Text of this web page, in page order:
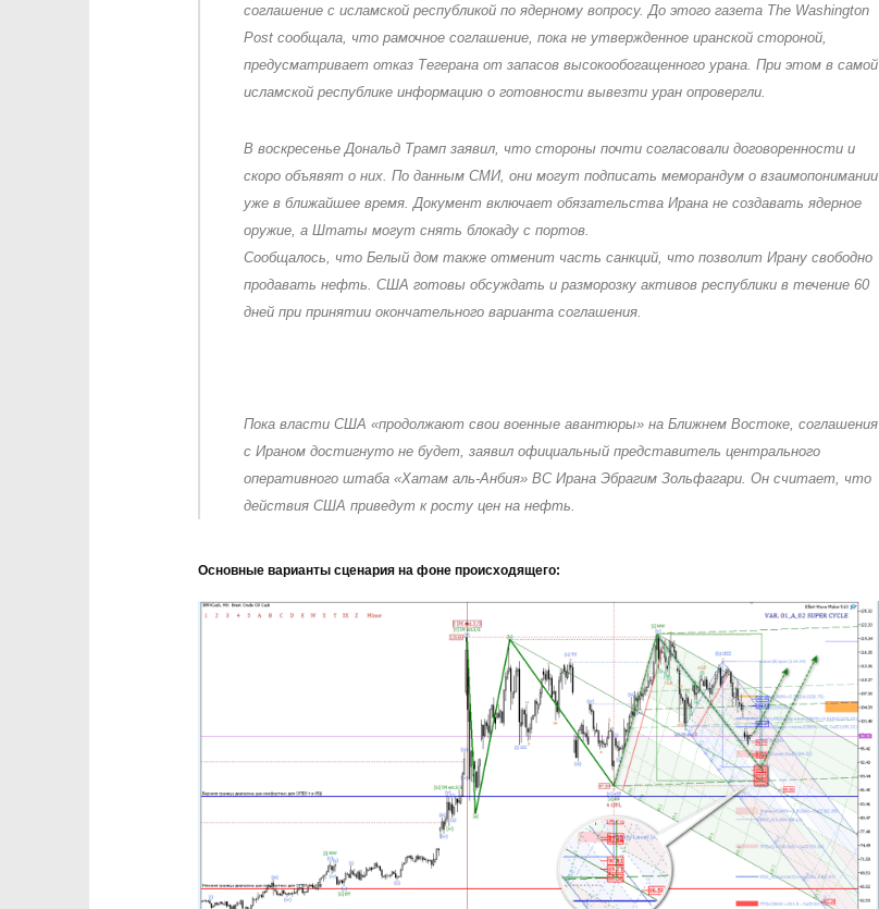
соглашение с исламской республикой по ядерному вопросу. До этого газета The Washington
Post сообщала, что рамочное соглашение, пока не утвержденное иранской стороной,
предусматривает отказ Тегерана от запасов высокообогащенного урана. При этом в самой
исламской республике информацию о готовности вывезти уран опровергли.
В воскресенье Дональд Трамп заявил, что стороны почти согласовали договоренности и
скоро объявят о них. По данным СМИ, они могут подписать меморандум о взаимопонимании
уже в ближайшее время. Документ включает обязательства Ирана не создавать ядерное
оружие, а Штаты могут снять блокаду с портов.
Сообщалось, что Белый дом также отменит часть санкций, что позволит Ирану свободно
продавать нефть. США готовы обсуждать и разморозку активов республики в течение 60
дней при принятии окончательного варианта соглашения.
Пока власти США «продолжают свои военные авантюры» на Ближнем Востоке, соглашения
с Ираном достигнуто не будет, заявил официальный представитель центрального
оперативного штаба «Хатам аль-Анбия» ВС Ирана Эбрагим Зольфагари. Он считает, что
действия США приведут к росту цен на нефть.
Основные варианты сценария на фоне происходящего: